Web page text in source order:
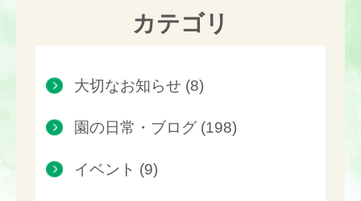
カテゴリ
大切なお知らせ (8)
園の日常・ブログ (198)
イベント (9)